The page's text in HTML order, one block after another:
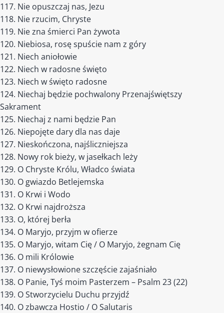
Nie opuszczaj nas, Jezu
Nie rzucim, Chryste
Nie zna śmierci Pan żywota
Niebiosa, rosę spuście nam z góry
Niech aniołowie
Niech w radosne święto
Niech w święto radosne
Niechaj będzie pochwalony Przenajświętszy
Sakrament
Niechaj z nami będzie Pan
Niepojęte dary dla nas daje
Nieskończona, najśliczniejsza
Nowy rok bieży, w jasełkach leży
O Chryste Królu, Władco świata
O gwiazdo Betlejemska
O Krwi i Wodo
O Krwi najdroższa
O, której berła
O Maryjo, przyjm w ofierze
O Maryjo, witam Cię / O Maryjo, żegnam Cię
O mili Królowie
O niewysłowione szczęście zajaśniało
O Panie, Tyś moim Pasterzem – Psalm 23 (22)
O Stworzycielu Duchu przyjdź
O zbawcza Hostio / O Salutaris